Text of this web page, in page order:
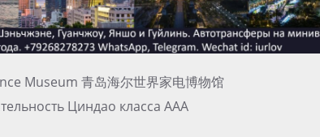
Museum 青岛海尔世界家电博物馆
Циндао класса ААА